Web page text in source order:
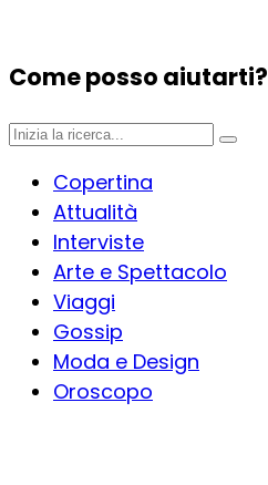
Come posso aiutarti?
Copertina
Attualità
Interviste
Arte e Spettacolo
Viaggi
Gossip
Moda e Design
Oroscopo